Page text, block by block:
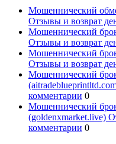
Мошеннический
Отзывы и возврат
Мошеннический
Отзывы и возврат
Мошеннический
Отзывы и возврат
Мошеннический
комментарии 0
Мошеннический
(goldenxmarket.live)
комментарии 0